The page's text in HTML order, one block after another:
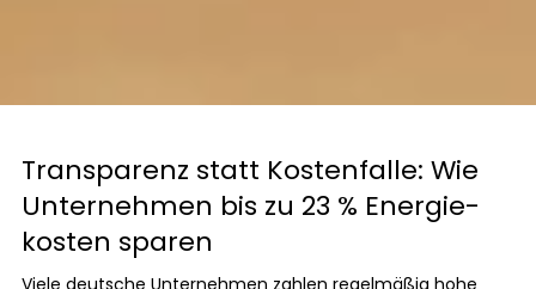
Geschäftskunden
Transparenz statt Kostenfalle: Wie